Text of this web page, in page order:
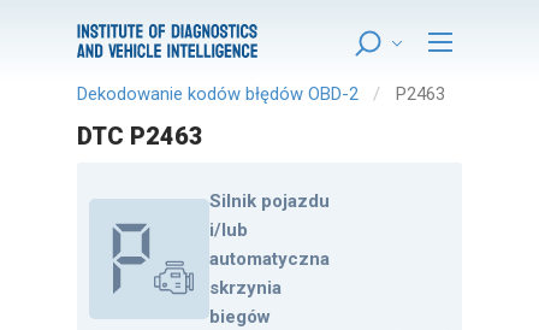
Dekodowanie kodów błędów OBD-2 P2463
DTC P2463
Silnik pojazdu
i/lub
automatyczna
skrzynia
biegów